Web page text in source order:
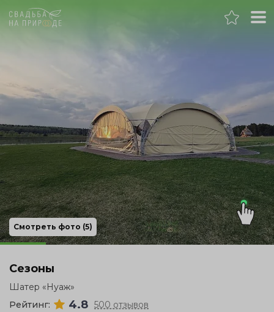
Свадьба
День рождения
Выпускной
Корпоратив
Смотреть фото (5)
Сезоны
Шатер «Нуаж»
Рейтинг:
4.8 500 отзывов